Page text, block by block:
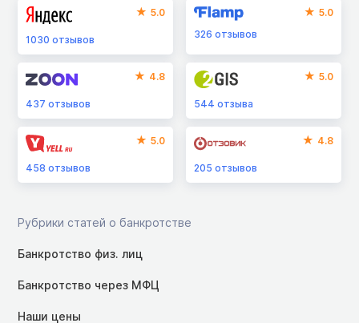
5.0
1030 отзывов
5.0
326отзывов
4.8
437 отзывов
5.0
544отзыва
5.0
458 отзывов
4.8
205отзывов
Рубрики статей о банкротстве
Банкротство физ. лиц
Банкротство через МФЦ
Наши цены